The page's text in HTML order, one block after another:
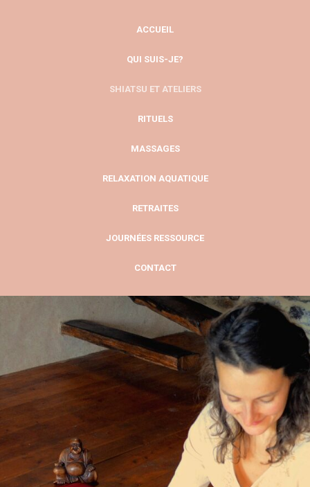
ACCUEIL
QUI SUIS-JE?
SHIATSU ET ATELIERS
RITUELS
MASSAGES
RELAXATION AQUATIQUE
RETRAITES
JOURNÉES RESSOURCE
CONTACT